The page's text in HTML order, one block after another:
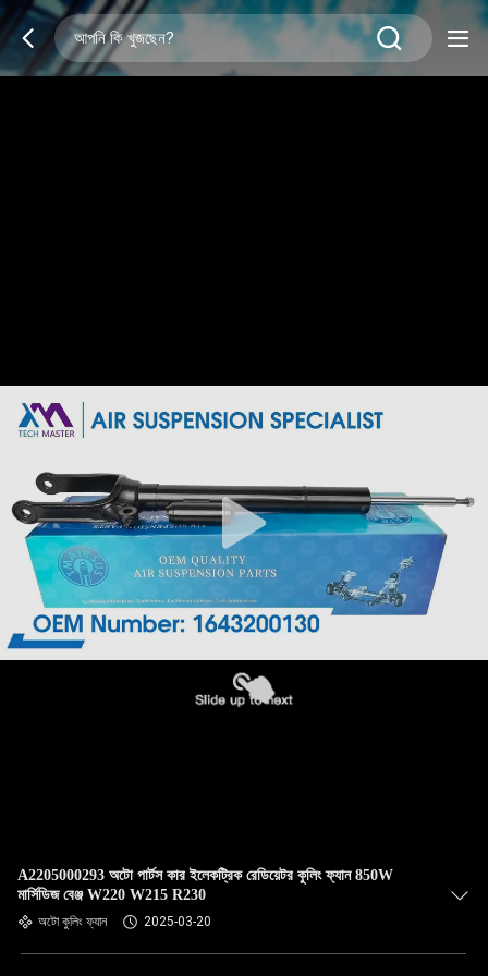
A2205000293 অটো পার্টস কার ইলেকট্রিক রেডিয়েটর কুলিং ফ্যান 850W
মার্সিডিজ বেঞ্জ W220 W215 R230
অটো কুলিং ফ্যান 2025-03-20